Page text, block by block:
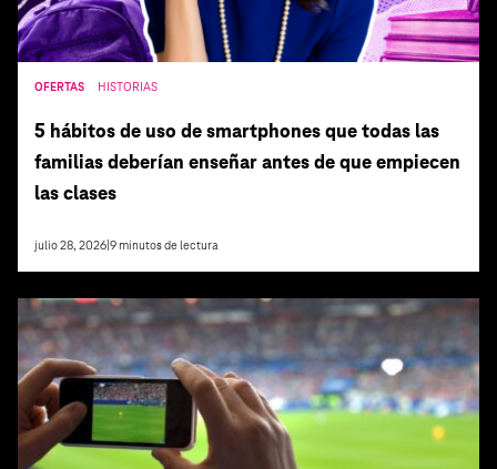
OFERTAS HISTORIAS
5 hábitos de uso de smartphones que todas las
familias deberían enseñar antes de que empiecen
las clases
julio 28, 2026 9 minutos de lectura